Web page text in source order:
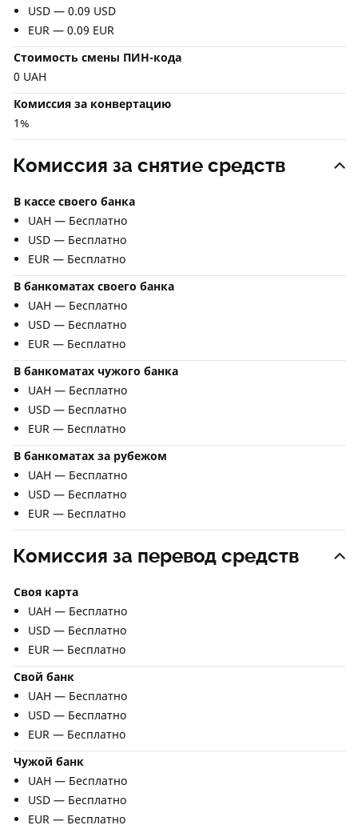
USD — 0.09 USD
EUR — 0.09 EUR
Стоимость смены ПИН-кода
0 UAH
Комиссия за конвертацию
1%
Комиссия за снятие средств
В кассе своего банка
UAH — Бесплатно
USD — Бесплатно
EUR — Бесплатно
В банкоматах своего банка
UAH — Бесплатно
USD — Бесплатно
EUR — Бесплатно
В банкоматах чужого банка
UAH — Бесплатно
USD — Бесплатно
EUR — Бесплатно
В банкоматах за рубежом
UAH — Бесплатно
USD — Бесплатно
EUR — Бесплатно
Комиссия за перевод средств
Своя карта
UAH — Бесплатно
USD — Бесплатно
EUR — Бесплатно
Свой банк
UAH — Бесплатно
USD — Бесплатно
EUR — Бесплатно
Чужой банк
UAH — Бесплатно
USD — Бесплатно
EUR — Бесплатно